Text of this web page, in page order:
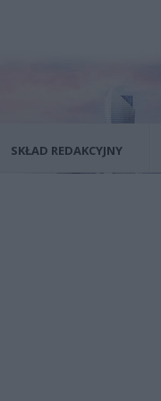
SKŁAD REDAKCYJNY